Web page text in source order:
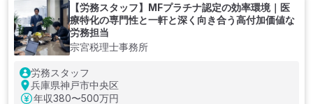
【労務スタッフ】MFプラチナ認定の効率環境｜医
療特化の専門性と一軒と深く向き合う高付加価値な
労務担当
宗宮税理士事務所
労務スタッフ
兵庫県神戸市中央区
年収380〜500万円